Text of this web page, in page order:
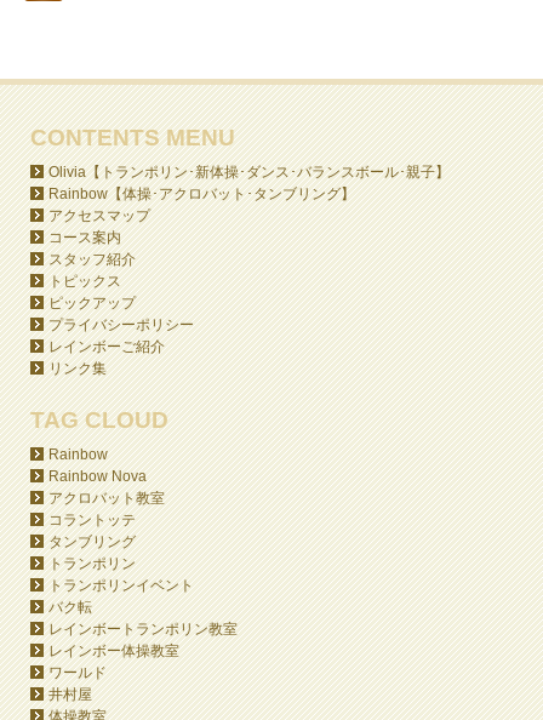
CONTENTS MENU
Olivia【トランポリン･新体操･ダンス･バランスボール･親子】
Rainbow【体操･アクロバット･タンブリング】
アクセスマップ
コース案内
スタッフ紹介
トピックス
ピックアップ
プライバシーポリシー
レインボーご紹介
リンク集
TAG CLOUD
Rainbow
Rainbow Nova
アクロバット教室
コラントッテ
タンブリング
トランポリン
トランポリンイベント
バク転
レインボートランポリン教室
レインボー体操教室
ワールド
井村屋
体操教室